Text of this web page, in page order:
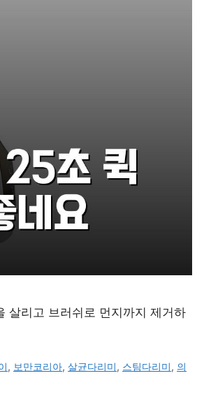
살리고 브러쉬로 먼지까지 제거하
, 보만코리아,살균다리미, 스팀다리미, 의